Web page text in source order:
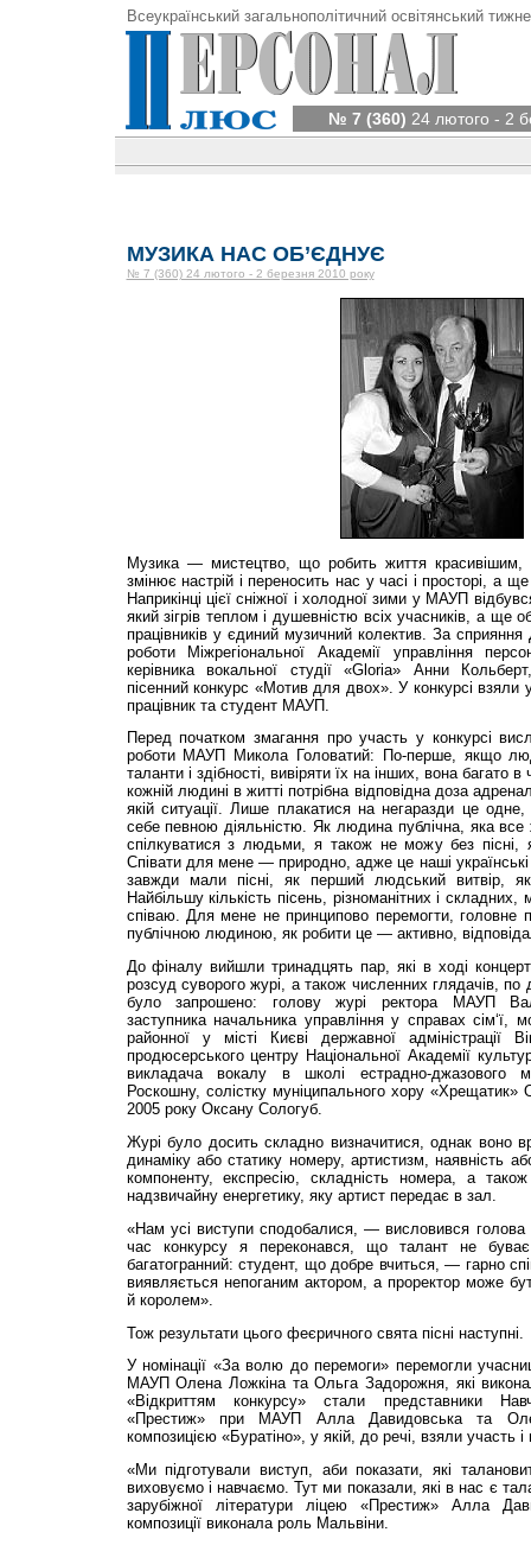
Всеукраїнський загальнополітичний освітянський
№ 7 (360) 24 лютого - 2
МУЗИКА НАС ОБ’ЄДНУЄ
№ 7 (360) 24 лютого - 2 березня 2010 року
Музика — мистецтво, що робить життя красивішим,
змінює настрій і переносить нас у часі і просторі, а
Наприкінці цієї сніжної і холодної зими у МАУП
який зігрів теплом і душевністю всіх учасників, а ще
працівників у єдиний музичний колектив. За
роботи Міжрегіональної Академії управління
керівника вокальної студії «Gloria» Анни
пісенний конкурс «Мотив для двох». У конкурсі взяли
працівник та студент МАУП.
Перед початком змагання про участь у конкурсі
роботи МАУП Микола Головатий: По-перше, якщо
таланти і здібності, вивіряти їх на інших, вона багато
кожній людині в житті потрібна відповідна доза
якій ситуації. Лише плакатися на негаразди це
себе певною діяльністю. Як людина публічна, яка
спілкуватися з людьми, я також не можу без
Співати для мене — природно, адже це наші
завжди мали пісні, як перший людський витвір,
Найбільшу кількість пісень, різноманітних і
співаю. Для мене не принципово перемогти, головне
публічною людиною, як робити це — активно,
До фіналу вийшли тринадцять пар, які в ході
розсуд суворого журі, а також численних глядачів, по
було запрошено: голову журі ректора МАУП
заступника начальника управління у справах сім‘ї,
районної у місті Києві державної адміністрації
продюсерського центру Національної Академії
викладача вокалу в школі естрадно-джазового
Роскошну, солістку муніципального хору
2005 року Оксану Сологуб.
Журі було досить складно визначитися, однак воно
динаміку або статику номеру, артистизм, наявність
компоненту, експресію, складність номера, а також
надзвичайну енергетику, яку артист передає в зал.
«Нам усі виступи сподобалися, — висловився
час конкурсу я переконався, що талант не
багатогранний: студент, що добре вчиться, — гарно
виявляється непоганим актором, а проректор може
й королем».
Тож результати цього феєричного свята пісні наступні.
У номінації «За волю до перемоги» перемогли
МАУП Олена Ложкіна та Ольга Задорожня, які
«Відкриттям конкурсу» стали представники
«Престиж» при МАУП Алла Давидовська та
композицією «Буратіно», у якій, до речі, взяли участь
«Ми підготували виступ, аби показати, які
виховуємо і навчаємо. Тут ми показали, які в нас є
зарубіжної літератури ліцею «Престиж» Алла
композиції виконала роль Мальвіни.